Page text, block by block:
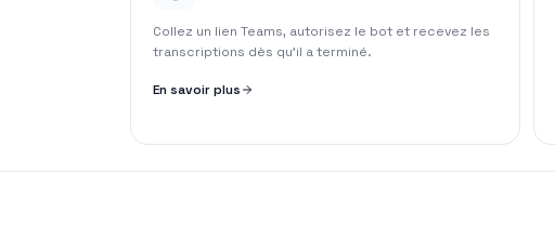
Collez un lien Teams, autorisez le bot et recevez les
transcriptions dès qu'il a terminé.
En savoir plus